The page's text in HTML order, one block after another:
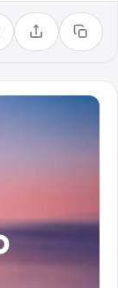
Compartilhar
Copiar